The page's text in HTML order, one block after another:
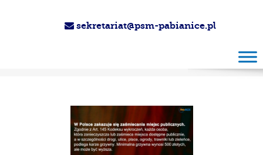
sekretariat@psm-pabianice.pl